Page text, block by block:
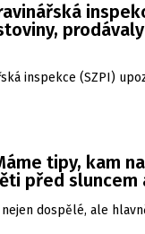
inspekce (SZPI)
tipy, kam na
před sluncem
dospělé, ale